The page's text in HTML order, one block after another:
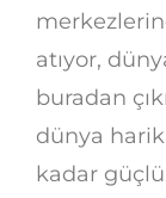
atıyor,
buradan
dünya
kadar